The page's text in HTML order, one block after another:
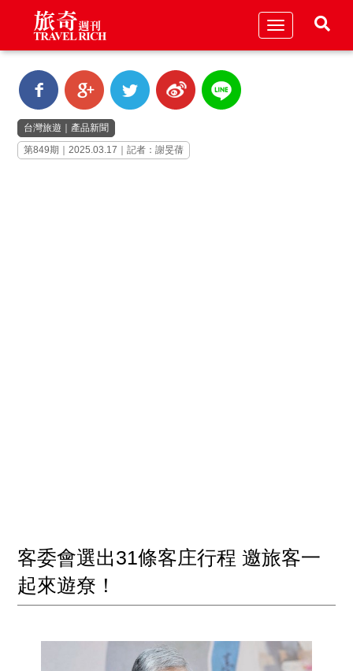
Toggle
台灣旅遊
產品新聞
第849期｜2025.03.17｜記者：謝旻蒨
客委會選出31條客庄行程 邀旅客一
起來遊尞！